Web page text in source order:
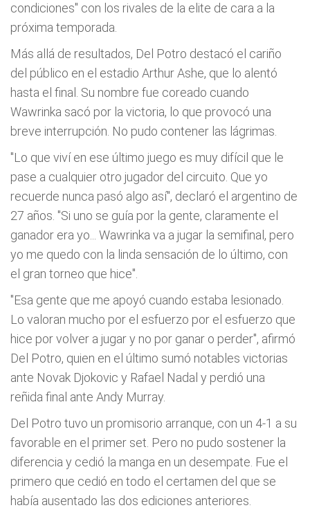
condiciones" con los rivales de la elite de cara a la
próxima temporada.
Más allá de resultados, Del Potro destacó el cariño
del público en el estadio Arthur Ashe, que lo alentó
hasta el final. Su nombre fue coreado cuando
Wawrinka sacó por la victoria, lo que provocó una
breve interrupción. No pudo contener las lágrimas.
"Lo que viví en ese último juego es muy difícil que le
pase a cualquier otro jugador del circuito. Que yo
recuerde nunca pasó algo así", declaró el argentino de
27 años. "Si uno se guía por la gente, claramente el
ganador era yo... Wawrinka va a jugar la semifinal, pero
yo me quedo con la linda sensación de lo último, con
el gran torneo que hice".
"Esa gente que me apoyó cuando estaba lesionado.
Lo valoran mucho por el esfuerzo por el esfuerzo que
hice por volver a jugar y no por ganar o perder", afirmó
Del Potro, quien en el último sumó notables victorias
ante Novak Djokovic y Rafael Nadal y perdió una
reñida final ante Andy Murray.
Del Potro tuvo un promisorio arranque, con un 4-1 a su
favorable en el primer set. Pero no pudo sostener la
diferencia y cedió la manga en un desempate. Fue el
primero que cedió en todo el certamen del que se
había ausentado las dos ediciones anteriores.